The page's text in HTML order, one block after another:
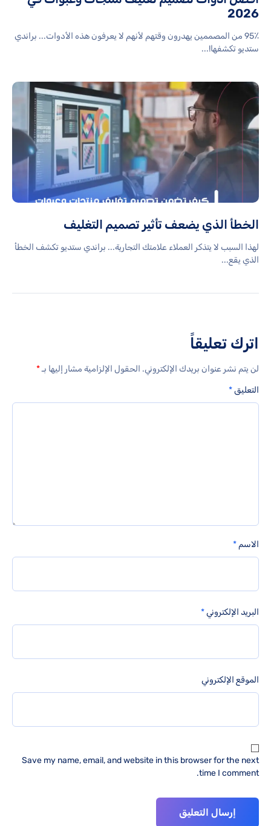
2026
95٪ من المصممين يهدرون وقتهم لأنهم لا يعرفون هذه الأدوات... براندي
ستديو تكشفها!...
الخطأ الذي يضعف تأثير تصميم التغليف
لهذا السبب لا يتذكر العملاء علامتك التجارية... براندي ستديو تكشف الخطأ
الذي يقع...
اترك تعليقاً
لن يتم نشر عنوان بريدك الإلكتروني. الحقول الإلزامية مشار إليها بـ*
التعليق*
الاسم *
البريد الإلكتروني*
الموقع الإلكتروني
Save my name, email, and website in this browser for the next
time I comment.